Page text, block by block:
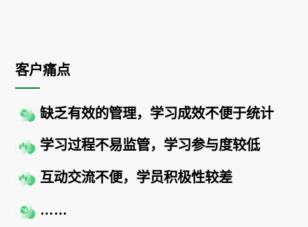
客户痛点
缺乏有效的管理，学习成效不便于统计
学习过程不易监管，学习参与度较低
互动交流不便，学员积极性较差
……